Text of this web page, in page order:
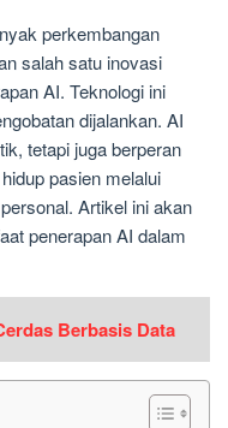
perkembangan
salah satu inovasi
AI. Teknologi ini
dijalankan. AI
tetapi juga berperan
pasien melalui
Artikel ini akan
penerapan AI dalam
Berbasis Data